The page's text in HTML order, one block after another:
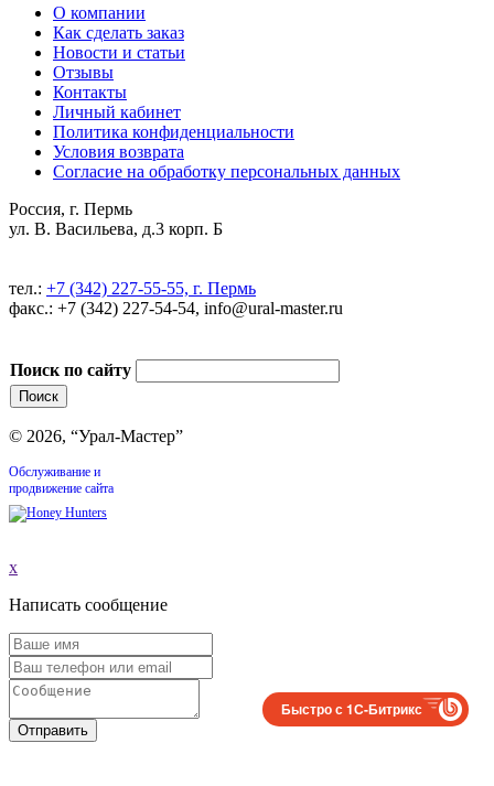
О компании
Как сделать заказ
Новости и статьи
Отзывы
Контакты
Личный кабинет
Политика конфиденциальности
Условия возврата
Согласие на обработку персональных данных
Россия, г. Пермь
ул. В. Васильева, д.3 корп. Б
тел.: +7 (342) 227-55-55, г. Пермь
факс.: +7 (342) 227-54-54, info@ural-master.ru
Поиск по сайту
© 2026, “Урал-Мастер”
Обслуживание и
продвижение сайта
x
Написать сообщение
Отправить
Быстро с 1С-Битрикс